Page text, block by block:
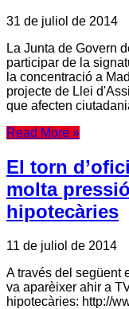
31 de juliol de 2014
La Junta de Govern
participar de la
la concentració a
projecte de Llei
que afecten
Read More »
El torn
molta
hipotecàries
11 de juliol de 2014
A través del següent
va aparèixer ahir a
hipotecàries: http://